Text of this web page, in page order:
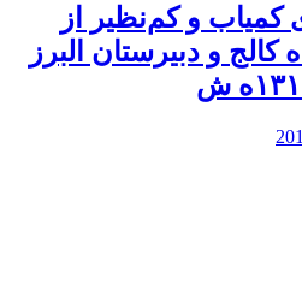
کمیاب و کم‌نظیر از
كالج و دبيرستان البرز